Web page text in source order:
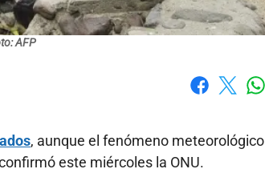
AFP
, aunque el fenómeno meteorológico
este miércoles la ONU.